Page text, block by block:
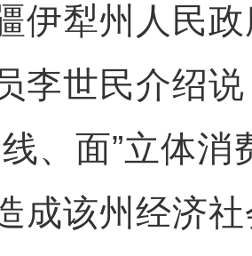
犁州人民政
李世民介绍
、面”立体
成该州经济